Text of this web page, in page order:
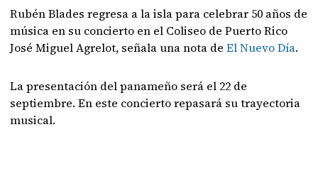
Rubén Blades regresa a la isla para celebrar 50 años de
música en su concierto en el Coliseo de Puerto Rico
José Miguel Agrelot, señala una nota deEl Nuevo Día.
La presentación del panameño será el 22 de
septiembre. En este concierto repasará su trayectoria
musical.